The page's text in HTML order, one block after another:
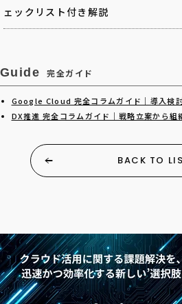
ェックリスト付き解説
Guide 完全ガイド
Google Cloud 完全コラムガイド｜導入検
DX推進 完全コラムガイド｜戦略立案から組
BACK TO